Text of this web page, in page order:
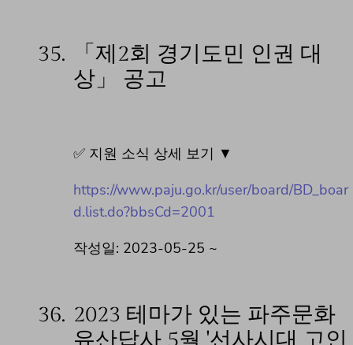
35.
「제2회 경기도민 인권 대
상」 공고
✅ 지원 소식 상세 보기 ▼
https://www.paju.go.kr/user/board/BD_boar
d.list.do?bbsCd=2001
작성일: 2023-05-25 ~
36. 2023 테마가 있는 파주문화